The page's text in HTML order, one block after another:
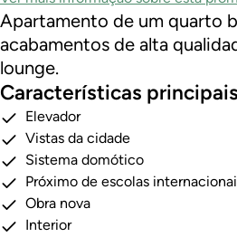
Apartamento de um quarto
acabamentos de alta
lounge.
Características
Elevador
Vistas da cidade
Sistema domótico
Próximo de escolas
Obra nova
Interior